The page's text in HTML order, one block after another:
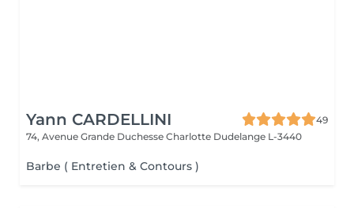
Yann CARDELLINI
49
74, Avenue Grande Duchesse Charlotte Dudelange L-3440
Barbe ( Entretien & Contours )